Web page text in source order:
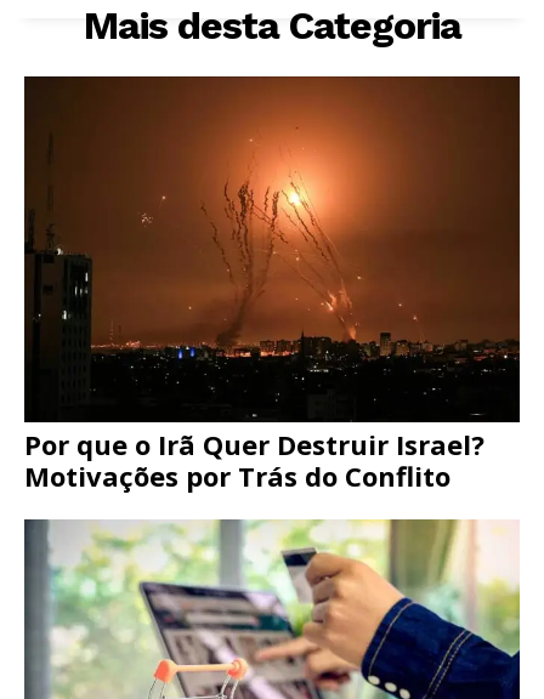
Mais desta Categoria
Por que o Irã Quer Destruir Israel?
Motivações por Trás do Conflito